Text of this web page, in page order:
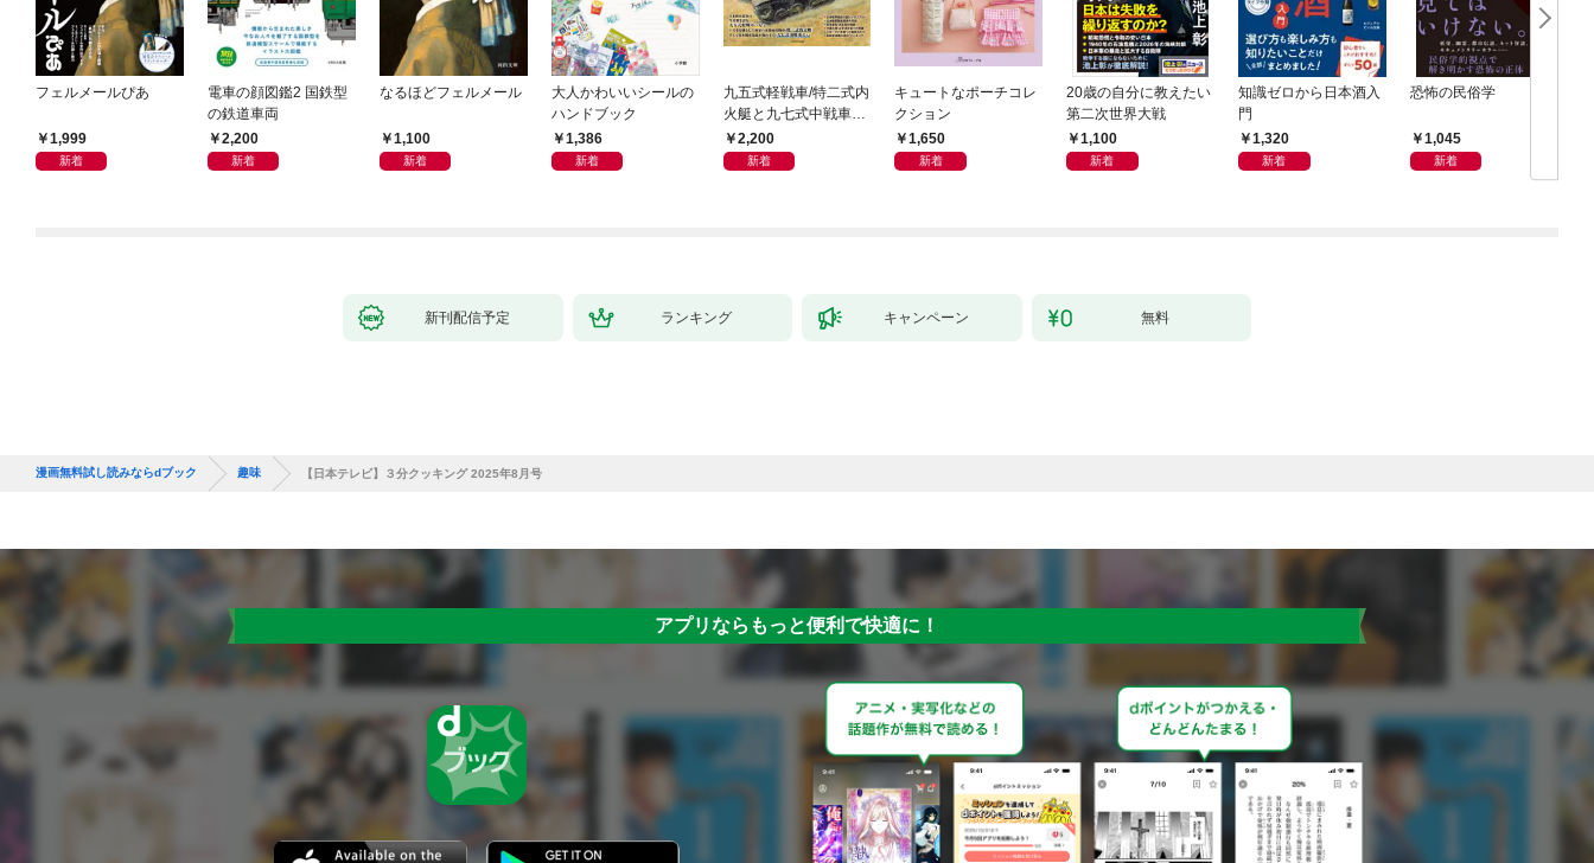
フェルメールぴあ
1,999
新着
電車の顔図鑑2 国鉄型
の鉄道車両
2,200
新着
なるほどフェルメール
1,100
新着
大人かわいいシールの
ハンドブック
1,386
新着
九五式軽戦車/特二式内
火艇と九七式中戦車完
全ガイド
2,200
新着
キュートなポーチコレ
クション
1,650
新着
20歳の自分に教えたい
第二次世界大戦
1,100
新着
知識ゼロから日本酒入
門
1,320
新着
恐怖の民俗学
1,045
新着
新刊配信予定 ランキング キャンペーン 無料
漫画無料試し読みならdブック 趣味 【日本テレビ】３分クッキング 2025年8月号
アプリならもっと便利で快適に！